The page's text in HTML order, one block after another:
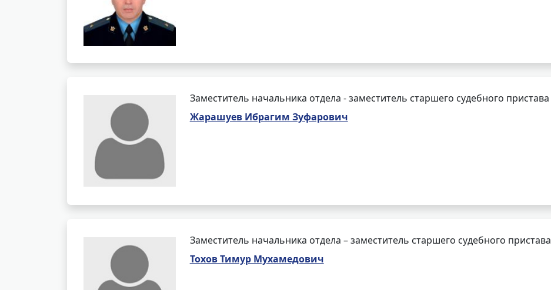
Заместитель начальника отдела - заместитель старшего судебного пристава
Жарашуев Ибрагим Зуфарович
Заместитель начальника отдела – заместитель старшего судебного пристава
Тохов Тимур Мухамедович